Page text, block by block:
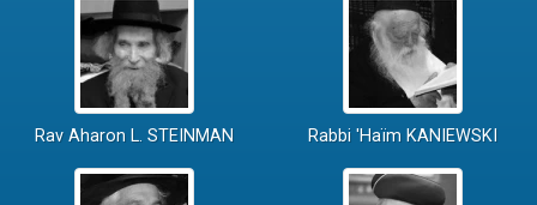
Rav Aharon L. STEINMAN Rabbi 'Haïm KANIEWSKI